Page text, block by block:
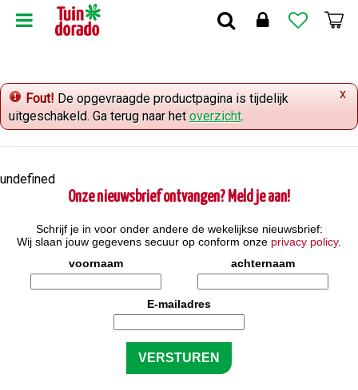
r
o
n
e
x
Fout! De opgevraagde productpagina is tijdelijk
uitgeschakeld. Ga terug naar hetoverzicht.
undefined
Onze nieuwsbrief ontvangen? Meld je aan!
Schrijf je in voor onder andere de wekelijkse nieuwsbrief:
Wij slaan jouw gegevens secuur op conform onze privacy policy.
voornaam
achternaam
E-mailadres